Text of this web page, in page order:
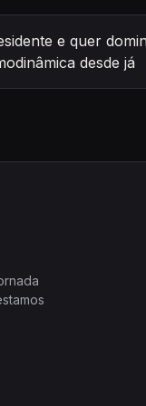
e quer
desde já